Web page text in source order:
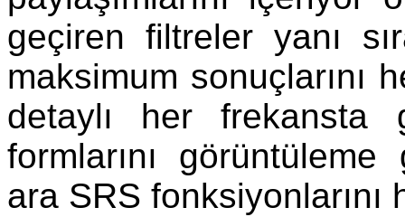
geçiren filtreler yanı
maksimum sonuçlarını
detaylı her frekansta
formlarını
ara SRS fonksiyonlarını